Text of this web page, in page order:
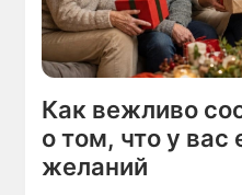
Как вежливо
о том, что у вас
желаний